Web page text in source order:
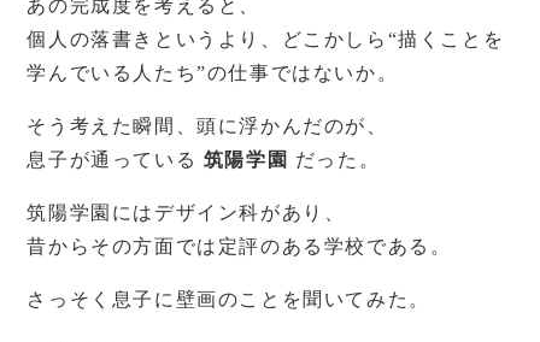
あの完成度を考えると、
個人の落書きというより、どこかしら“描くことを
学んでいる人たち”の仕事ではないか。
そう考えた瞬間、頭に浮かんだのが、
息子が通っている 筑陽学園 だった。
筑陽学園にはデザイン科があり、
昔からその方面では定評のある学校である。
さっそく息子に壁画のことを聞いてみた。